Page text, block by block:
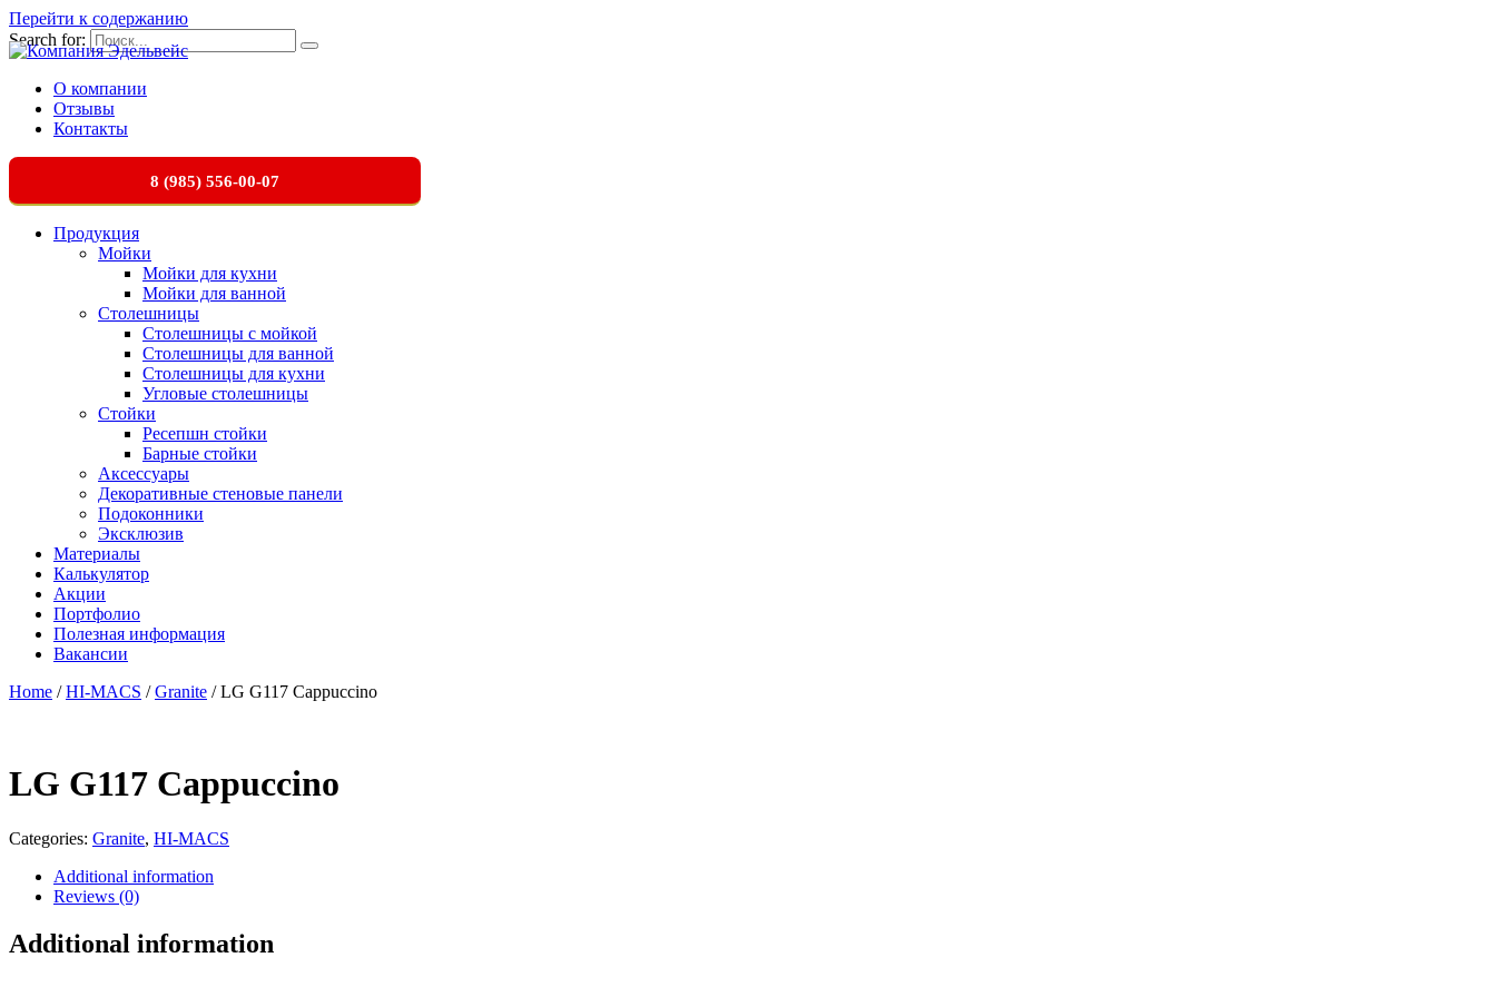
Перейти к содержанию
Search for:
О компании
Отзывы
Контакты
8 (985) 556-00-07
Продукция
Мойки
Мойки для кухни
Мойки для ванной
Столешницы
Столешницы с мойкой
Столешницы для ванной
Столешницы для кухни
Угловые столешницы
Стойки
Ресепшн стойки
Барные стойки
Аксессуары
Декоративные стеновые панели
Подоконники
Эксклюзив
Материалы
Калькулятор
Акции
Портфолио
Полезная информация
Вакансии
Home /HI-MACS /Granite / LG G117 Cappuccino
LG G117 Cappuccino
Categories: Granite, HI-MACS
Additional information
Reviews (0)
Additional information